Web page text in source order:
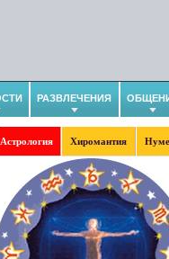
РАЗВЛЕЧЕНИЯ
Астрология Хиромантия